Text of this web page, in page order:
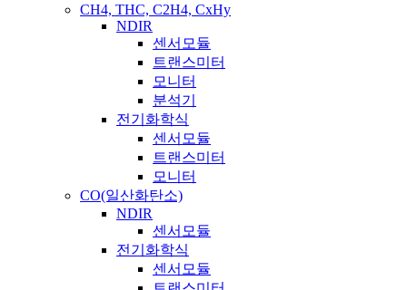
CH4, THC, C2H4, CxHy
NDIR
센서모듈
트랜스미터
모니터
분석기
전기화학식
센서모듈
트랜스미터
모니터
CO(일산화탄소)
NDIR
센서모듈
전기화학식
센서모듈